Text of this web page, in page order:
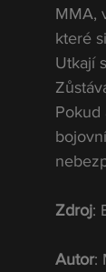
MMA,
které
Utkají
Pokud
Zdroj:
Autor: